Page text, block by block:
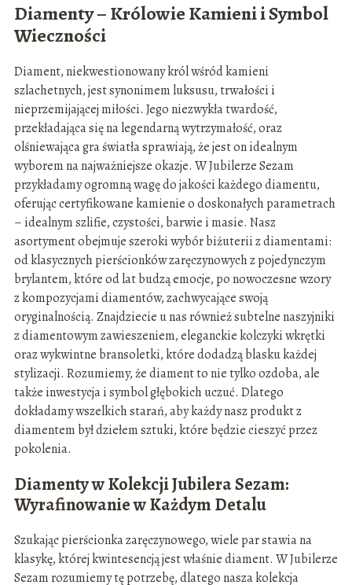
Diamenty – Królowie Kamieni i Symbol
Wieczności
Diament, niekwestionowany król wśród kamieni
szlachetnych, jest synonimem luksusu, trwałości i
nieprzemijającej miłości. Jego niezwykła twardość,
przekładająca się na legendarną wytrzymałość, oraz
olśniewająca gra światła sprawiają, że jest on idealnym
wyborem na najważniejsze okazje. W Jubilerze Sezam
przykładamy ogromną wagę do jakości każdego diamentu,
oferując certyfikowane kamienie o doskonałych parametrach
– idealnym szlifie, czystości, barwie i masie. Nasz
asortyment obejmuje szeroki wybór biżuterii z diamentami:
od klasycznych pierścionków zaręczynowych z pojedynczym
brylantem, które od lat budzą emocje, po nowoczesne wzory
z kompozycjami diamentów, zachwycające swoją
oryginalnością. Znajdziecie u nas również subtelne naszyjniki
z diamentowym zawieszeniem, eleganckie kolczyki wkrętki
oraz wykwintne bransoletki, które dodadzą blasku każdej
stylizacji. Rozumiemy, że diament to nie tylko ozdoba, ale
także inwestycja i symbol głębokich uczuć. Dlatego
dokładamy wszelkich starań, aby każdy nasz produkt z
diamentem był dziełem sztuki, które będzie cieszyć przez
pokolenia.
Diamenty w Kolekcji Jubilera Sezam:
Wyrafinowanie w Każdym Detalu
Szukając pierścionka zaręczynowego, wiele par stawia na
klasykę, której kwintesencją jest właśnie diament. W Jubilerze
Sezam rozumiemy tę potrzebę, dlatego nasza kolekcja